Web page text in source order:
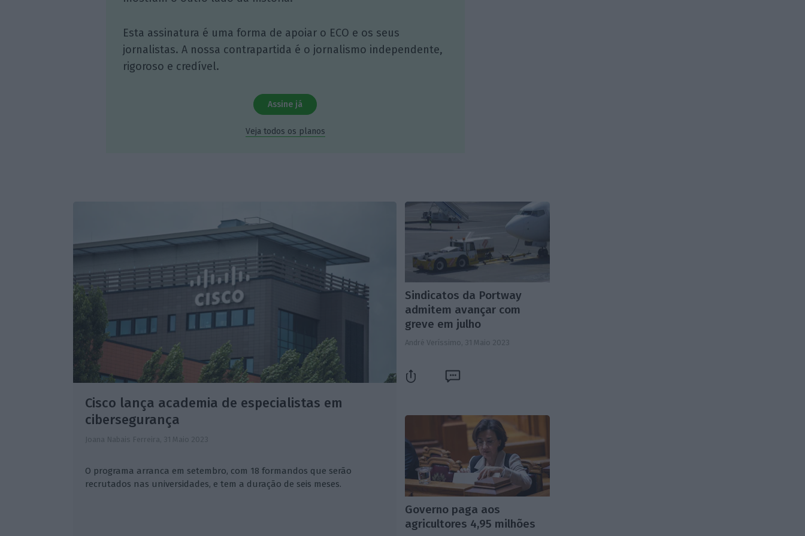
Esta assinatura é uma forma de apoiar o ECO e os seus
jornalistas. A nossa contrapartida é o jornalismo independente,
rigoroso e credível.
Assine já
Veja todos os planos
Cisco lança academia de especialistas em
cibersegurança
Joana Nabais Ferreira, 31 Maio 2023
O programa arranca em setembro, com 18 formandos que serão
recrutados nas universidades, e tem a duração de seis meses.
Sindicatos da Portway
admitem avançar com
greve em julho
André Veríssimo, 31 Maio 2023
Governo paga aos
agricultores 4,95 milhões